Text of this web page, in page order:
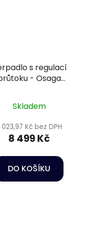
s regulací
- Osaga
Skladem
023,97 Kč bez DPH
8 499 Kč
DO KOŠÍKU